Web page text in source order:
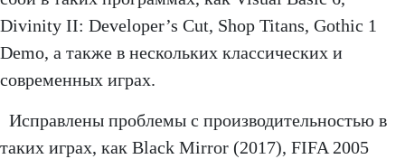
Divinity II: Developer’s Cut, Shop Titans, Gothic 1
Demo, а также в нескольких классических и
современных играх.
Исправлены проблемы с производительностью в
таких играх, как Black Mirror (2017), FIFA 2005